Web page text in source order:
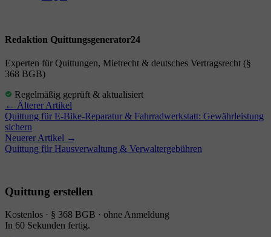
Redaktion Quittungsgenerator24
Experten für Quittungen, Mietrecht & deutsches Vertragsrecht (§
368 BGB)
Regelmäßig geprüft & aktualisiert
← Älterer Artikel
Quittung für E-Bike-Reparatur & Fahrradwerkstatt: Gewährleistung
sichern
Neuerer Artikel →
Quittung für Hausverwaltung & Verwaltergebühren
Quittung erstellen
Kostenlos · § 368 BGB · ohne Anmeldung
In 60 Sekunden fertig.